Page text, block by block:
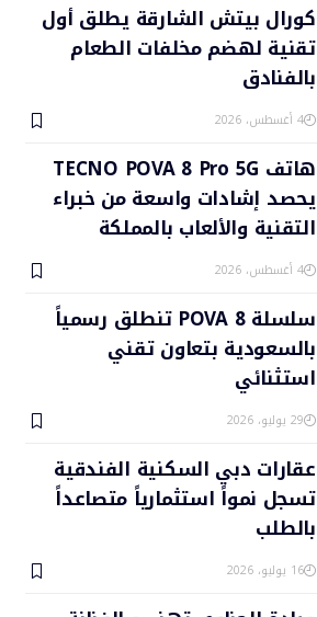
كورال بيتش الشارقة يطلق أول
تقنية لهضم مخلفات الطعام
بالفنادق
4 أغسطس، 2026
هاتف TECNO POVA 8 Pro 5G
يحصد إشادات واسعة من خبراء
التقنية والألعاب بالمملكة
4 أغسطس، 2026
سلسلة POVA 8 تنطلق رسمياً
بالسعودية بتعاون تقني
استثنائي
29 يوليو، 2026
عقارات دبي السكنية الفندقية
تسجل نمواً استثمارياً متصاعداً
بالطلب
16 يوليو، 2026